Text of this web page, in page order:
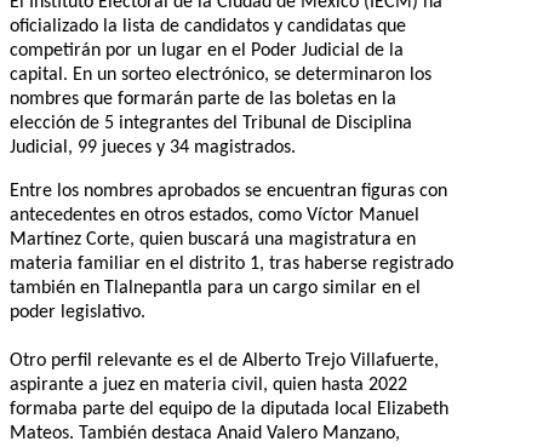
oficializado la lista de candidatos y candidatas que
competirán por un lugar en el Poder Judicial de la
capital. En un sorteo electrónico, se determinaron los
nombres que formarán parte de las boletas en la
elección de 5 integrantes del Tribunal de Disciplina
Judicial, 99 jueces y 34 magistrados.
Entre los nombres aprobados se encuentran figuras con
antecedentes en otros estados, como Víctor Manuel
Martínez Corte, quien buscará una magistratura en
materia familiar en el distrito 1, tras haberse registrado
también en Tlalnepantla para un cargo similar en el
poder legislativo.
Otro perfil relevante es el de Alberto Trejo Villafuerte,
aspirante a juez en materia civil, quien hasta 2022
formaba parte del equipo de la diputada local Elizabeth
Mateos. También destaca Anaid Valero Manzano,